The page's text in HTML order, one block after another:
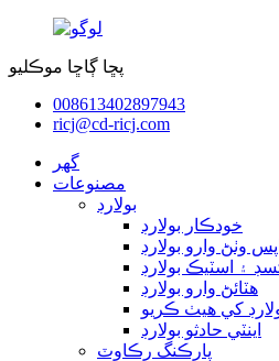
پڇا ڳاڇا موڪليو
008613402897943
ricj@cd-ricj.com
گھر
مصنوعات
بولارڊ
خودڪار بولارڊ
وٺڻ وارو بولارڊ
۽ اسٽيڪ بولارڊ
هٽائڻ وارو بولارڊ
کي هيٺ ڪريو
اينٽي حادثو بولارڊ
پارڪنگ رڪاوٽ